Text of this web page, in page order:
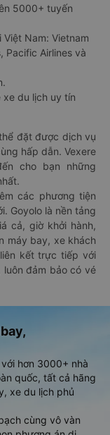
5000+ tuyến
Nam: Vietnam
Pacific Airlines và
xe du lịch uy tín
đặt được dịch vụ
hấp dẫn. Vexere
cho bạn những
các phương tiện
Goyolo là nền tảng
cả, giờ khởi hành,
máy bay, xe khách
kết trực tiếp với
đảm bảo có vé
hơn 3000+ nhà
quốc, tất cả hãng
xe du lịch phủ
cùng vô vàn